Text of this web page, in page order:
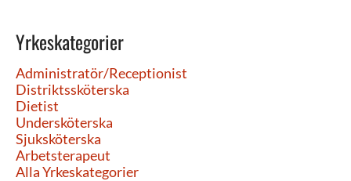
Yrkeskategorier
Administratör/Receptionist
Distriktssköterska
Dietist
Undersköterska
Sjuksköterska
Arbetsterapeut
Alla Yrkeskategorier